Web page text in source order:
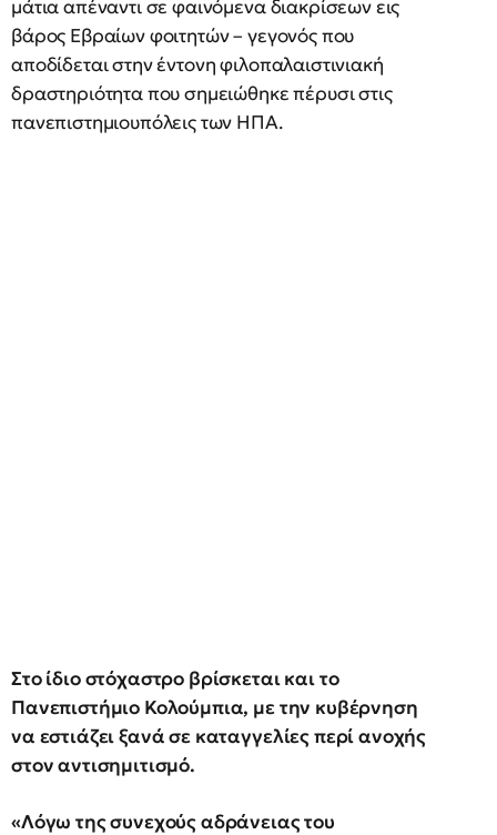
μάτια απέναντι σε φαινόμενα διακρίσεων εις
βάρος Εβραίων φοιτητών – γεγονός που
αποδίδεται στην έντονη φιλοπαλαιστινιακή
δραστηριότητα που σημειώθηκε πέρυσι στις
πανεπιστημιουπόλεις των ΗΠΑ.
Στο ίδιο στόχαστρο βρίσκεται και το
Πανεπιστήμιο Κολούμπια, με την κυβέρνηση
να εστιάζει ξανά σε καταγγελίες περί ανοχής
στον αντισημιτισμό.
«Λόγω της συνεχούς αδράνειας του